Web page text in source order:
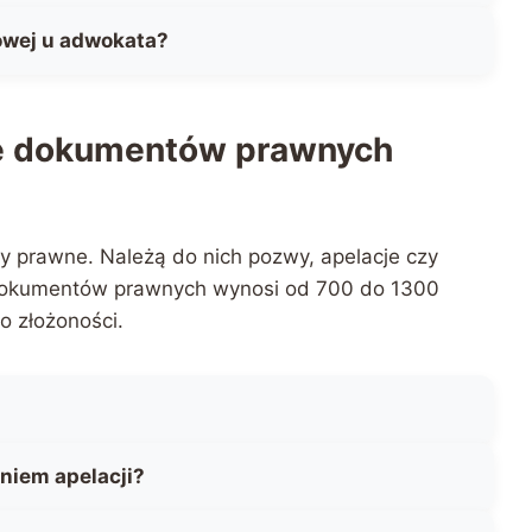
u adwokata?
prawnych
Należą do nich pozwy, apelacje czy
prawnych wynosi od 700 do 1300
złożoności.
apelacji?